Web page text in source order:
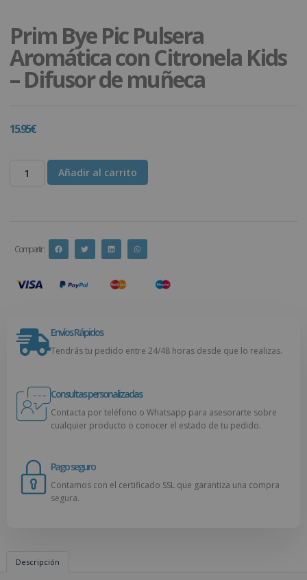
Prim Bye Pic Pulsera
Aromática con Citronela Kids
– Difusor de muñeca
15.95€
Añadir al carrito
Compartir :
Envíos Rápidos
Tendrás tu pedido entre 24/48 horas desde que lo realizas.
Consultas personalizadas
Contacta por teléfono o Whatsapp para asesorarte sobre
cualquier producto o conocer el estado de tu pedido.
Pago seguro
Contamos con el certificado SSL que garantiza una compra
segura.
Descripción